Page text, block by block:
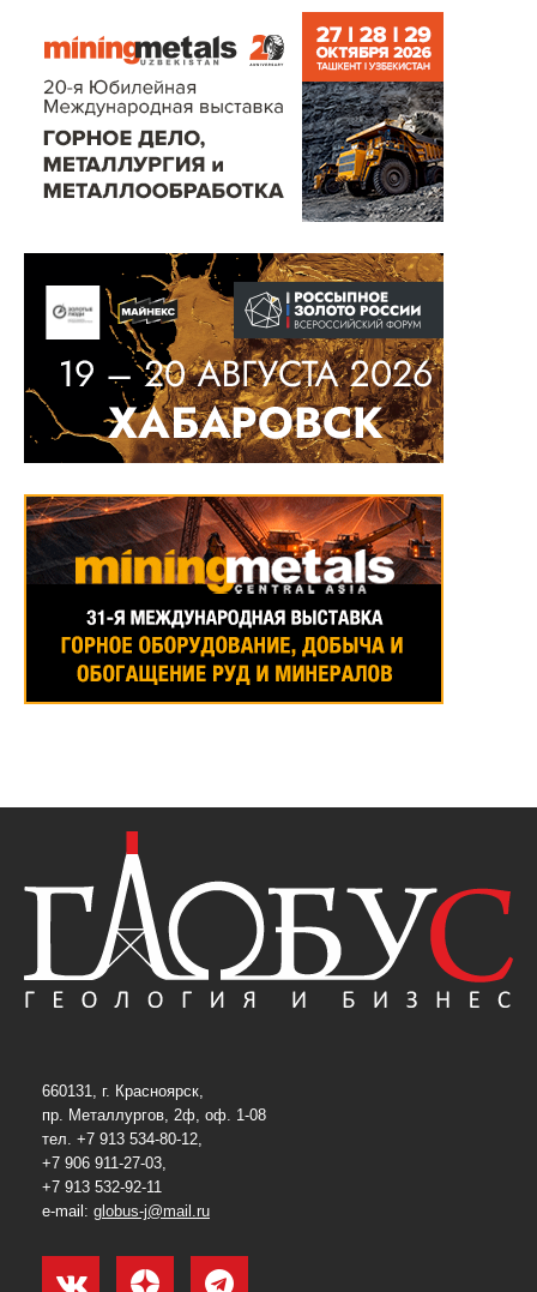
660131, г. Красноярск,
пр. Металлургов, 2ф, оф. 1-08
тел. +7 913 534-80-12,
+7 906 911-27-03,
+7 913 532-92-11
e-mail: globus-j@mail.ru